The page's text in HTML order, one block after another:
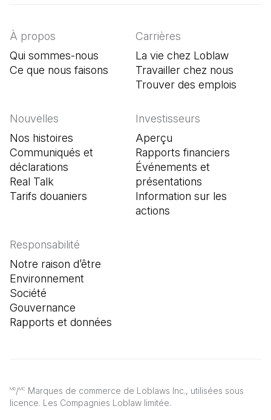
MD/MC Marques de commerce de Loblaws Inc., utilisées sous
licence. Les Compagnies Loblaw limitée.
À propos
Qui sommes-nous
Ce que nous faisons
Carrières
La vie chez Loblaw
Travailler chez nous
Trouver des emplois
Nouvelles
Nos histoires
Communiqués et
déclarations
Real Talk
Tarifs douaniers
Investisseurs
Aperçu
Rapports financiers
Événements et
présentations
Information sur les
actions
Responsabilité
Notre raison d’être
Environnement
Société
Gouvernance
Rapports et données